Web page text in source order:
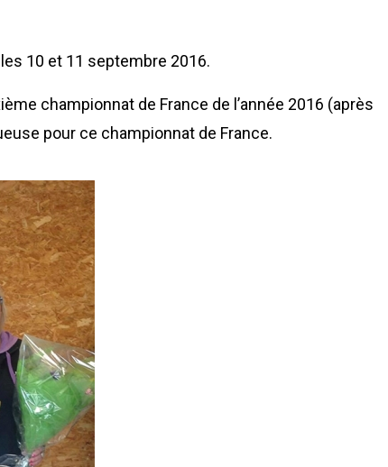
10 et 11 septembre 2016.
championnat de France de l’année 2016 (après
pour ce championnat de France.